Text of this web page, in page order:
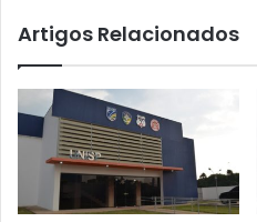
Artigos Relacionados